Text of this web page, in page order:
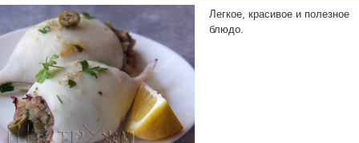
Легкое, красивое и полезное
блюдо.